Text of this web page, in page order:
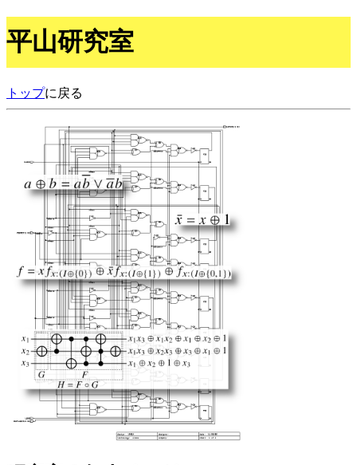
平山研究室
トップに戻る